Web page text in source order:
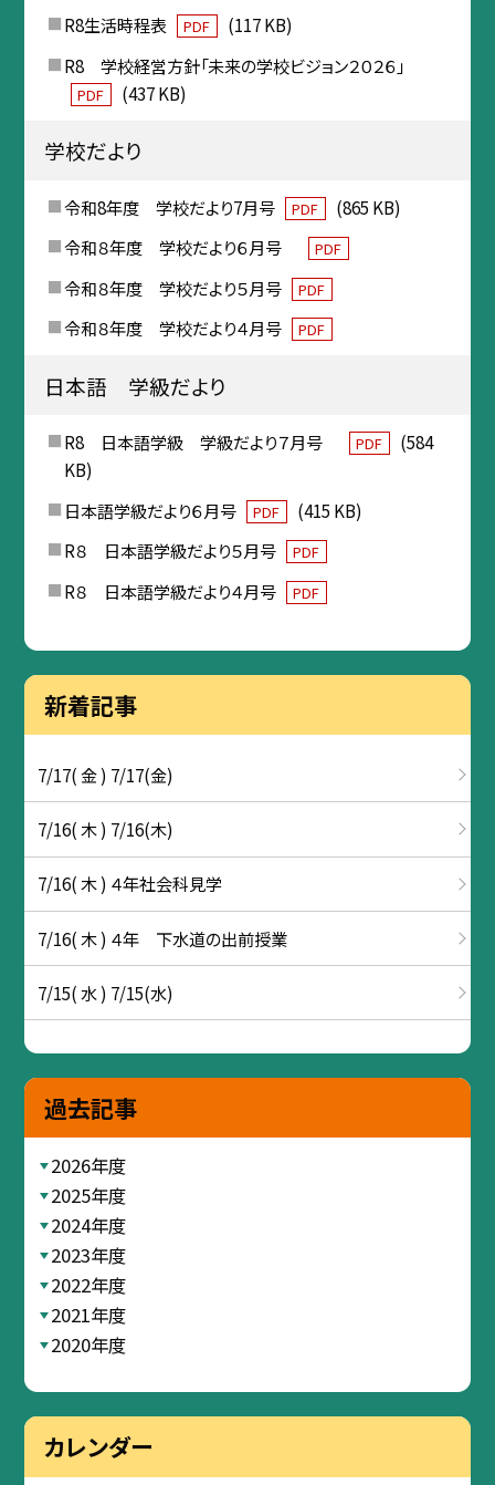
R8生活時程表 PDF
(117 KB)
R8 学校経営方針「未来の学校ビジョン２０２６」
PDF (437 KB)
学校だより
令和8年度 学校だより7月号 PDF
(865 KB)
令和８年度 学校だより６月号
PDF
令和８年度 学校だより５月号 PDF
令和８年度 学校だより４月号 PDF
日本語 学級だより
R8 日本語学級 学級だより７月号 PDF
(584
KB)
日本語学級だより６月号
PDF
(415 KB)
R８ 日本語学級だより５月号
PDF
R８ 日本語学級だより４月号 PDF
新着記事
7/17( 金 ) 7/17(金)
7/16( 木 ) 7/16(木)
7/16( 木 ) ４年社会科見学
7/16( 木 ) ４年 下水道の出前授業
7/15( 水 ) 7/15(水)
過去記事
2026年度
2025年度
2024年度
2023年度
2022年度
2021年度
2020年度
カレンダー